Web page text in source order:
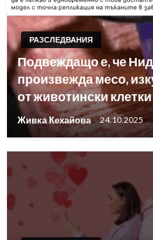
РАЗСЛЕДВАНИЯ
Подвеждащо е, че
произвежда месо,
от животински клетки
Живка Кехайова 24.10.2025